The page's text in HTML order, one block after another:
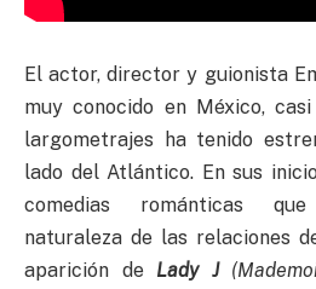
El actor, director y guionista
muy conocido en México,
largometrajes ha tenido
lado del Atlántico. En sus
comedias románticas
naturaleza de las relaciones
aparición de Lady J